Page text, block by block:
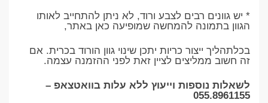
* יש גוונים רבים לצבע ורוד, לא ניתן להתחייב לאותו
הגוון בתמונה להמחשה שמופיעה כאן באתר,
בכלתהליך ייצור כריות יתכן שינוי גוון הורוד בכרית. אם
זה חשוב ממליצים לציין זאת לפני ההזמנה עצמה.
לשאלות נוספות וייעוץ ללא עלות בוואטצאפ –
055.8961155